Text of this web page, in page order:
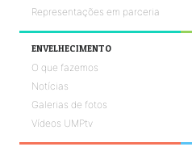
Representações em parceria
ENVELHECIMENTO
O que fazemos
Notícias
Galerias de fotos
Vídeos UMPtv